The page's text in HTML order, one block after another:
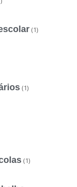
(1)
(1)
(1)